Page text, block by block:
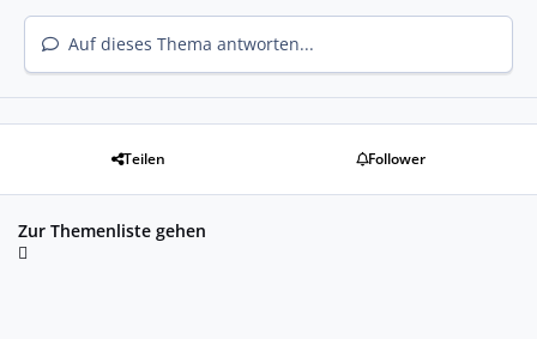
Auf dieses Thema antworten...
Teilen Follower
Zur Themenliste gehen